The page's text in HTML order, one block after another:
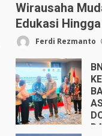
Wirausaha
Edukasi
Ferdi Rezmanto